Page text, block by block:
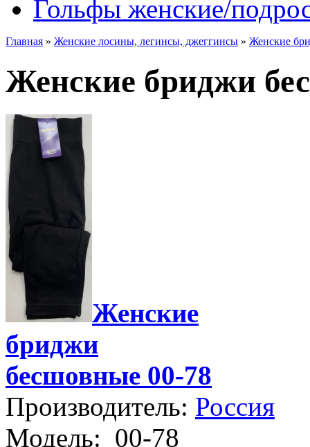
Гольфы женские/
Главная » Женские лосины, легинсы, джеггинсы » Женские
Женские бриджи
Женские
бриджи
бесшовные 00-78
Производитель: Россия
Модель: 00-78